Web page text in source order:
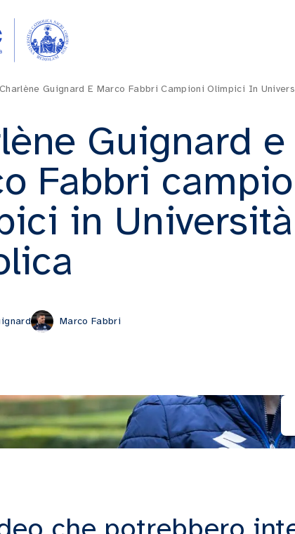
Charlène Guignard E Marco Fabbri Campioni Olimpici In
Guignard e
Fabbri
in Università
Marco Fabbri